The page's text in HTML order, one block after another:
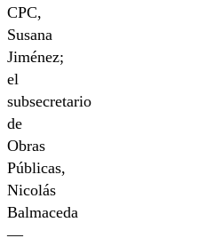
CPC,
Susana
Jiménez;
el
subsecretario
de
Obras
Públicas,
Nicolás
Balmaceda
—